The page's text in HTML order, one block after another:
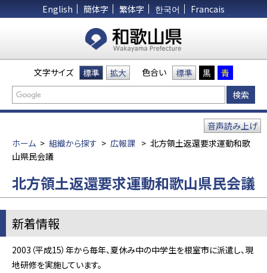
English 簡体字 繁体字 한국어 Francais
文字サイズ 標準 拡大 色合い 標準 黒 青
ホーム > 組織から探す > 広報課 > 北方領土返還要求運動和歌
山県民会議
音声読み上げ
北方領土返還要求運動和歌山県民会議
新着情報
2003（平成15）年から毎年、夏休み中の中学生を根室市に派遣し、現
地研修を実施しています。